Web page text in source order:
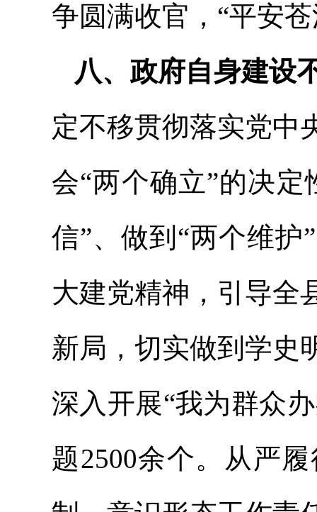
争圆满收官，“平安
八、政府自身建设
定不移贯彻落实党中
会“两个确立”的决
信”、做到“两个维
大建党精神，引导全
新局，切实做到学史
深入开展“我为群众
题2500余个。从严